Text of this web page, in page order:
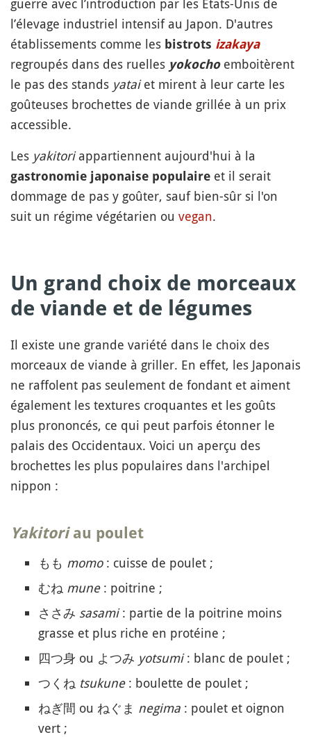
l’élevage industriel intensif au Japon. D'autres
établissements comme les bistrots izakaya
regroupés dans des ruelles yokocho emboitèrent
le pas des stands yataiet mirent à leur carte les
goûteuses brochettes de viande grillée à un prix
accessible.
Les yakitoriappartiennent aujourd'hui à la
gastronomie japonaise populaire et il serait
dommage de pas y goûter, sauf bien-sûr si l'on
suit un régime végétarien ou vegan.
Un grand choix de morceaux
de viande et de légumes
Il existe une grande variété dans le choix des
morceaux de viande à griller. En effet, les Japonais
ne raffolent pas seulement de fondant et aiment
également les textures croquantes et les goûts
plus prononcés, ce qui peut parfois étonner le
palais des Occidentaux. Voici un aperçu des
brochettes les plus populaires dans l'archipel
nippon :
Yakitoriau poulet
もも momo: cuisse de poulet ;
むね mune: poitrine ;
ささみ sasami: partie de la poitrine moins
grasse et plus riche en protéine ;
四つ身 ou よつみ yotsumi: blanc de poulet ;
つくね tsukune: boulette de poulet ;
ねぎ間 ou ねぐま negima : poulet et oignon
vert ;